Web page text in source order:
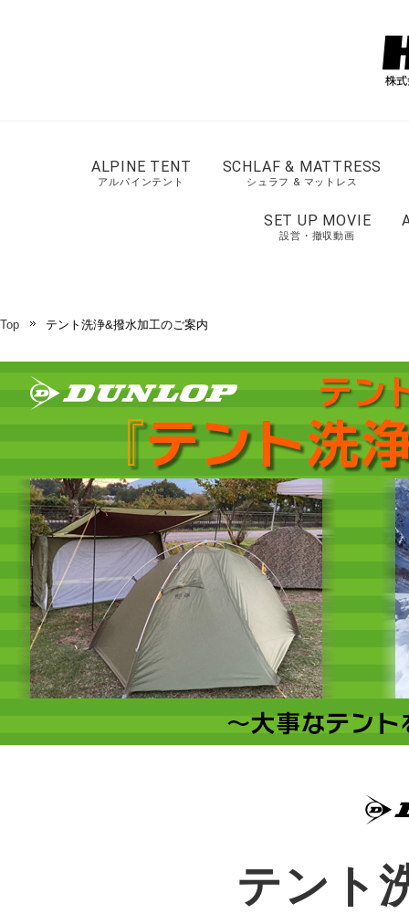
ALPINE TENT
アルパインテント
SCHLAF & MATTRESS
シュラフ & マットレス
SET UP MOVIE
設営・撤収動画
Top テント洗浄&撥水加工のご案内
テント